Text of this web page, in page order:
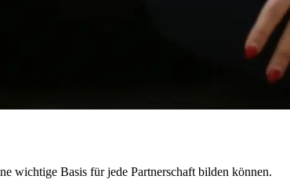
wichtige Basis für jede Partnerschaft bilden können.